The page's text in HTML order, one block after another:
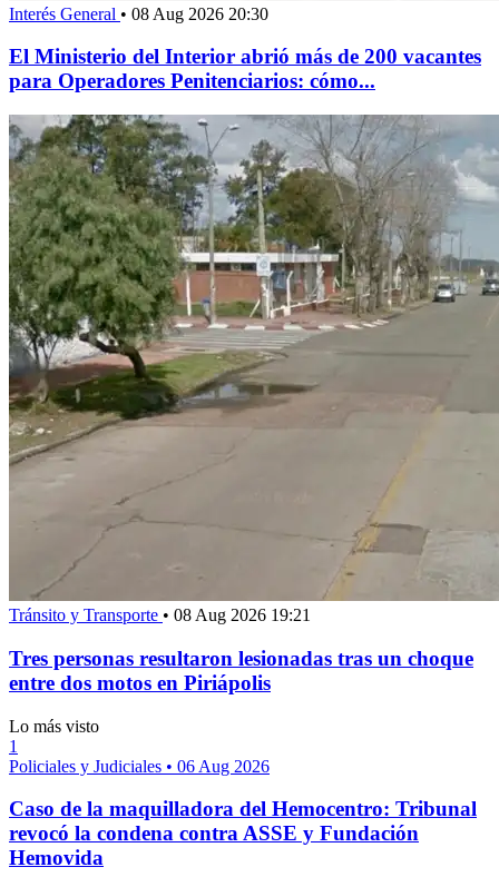
Interés General • 08 Aug 2026 20:30
El Ministerio del Interior abrió más de 200 vacantes
para Operadores Penitenciarios: cómo...
Tránsito y Transporte • 08 Aug 2026 19:21
Tres personas resultaron lesionadas tras un choque
entre dos motos en Piriápolis
Lo más visto
1
Policiales y Judiciales • 06 Aug 2026
Caso de la maquilladora del Hemocentro: Tribunal
revocó la condena contra ASSE y Fundación
Hemovida